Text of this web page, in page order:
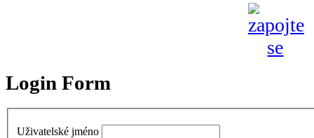
Login Form
Uživatelské jméno